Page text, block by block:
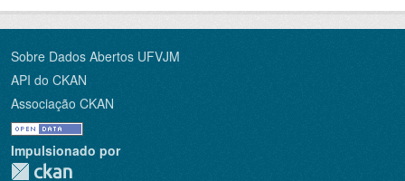
Sobre Dados Abertos UFVJM
API do CKAN
Associação CKAN
Impulsionado por